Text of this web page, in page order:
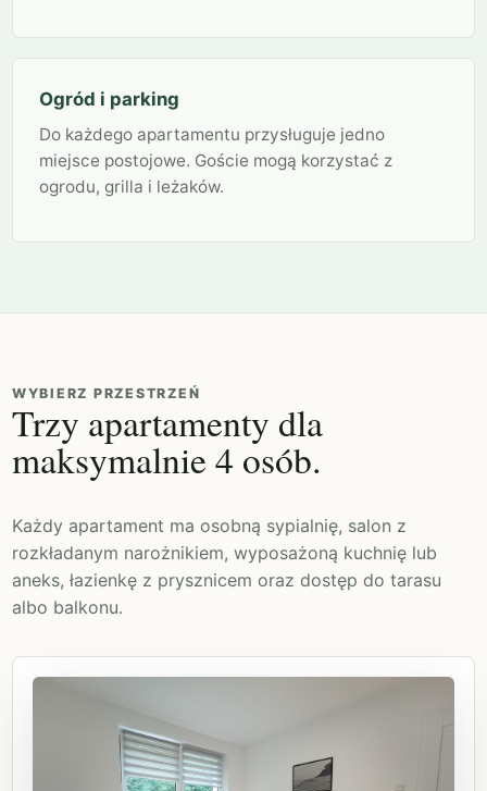
Ogród i parking
Do każdego apartamentu przysługuje jedno
miejsce postojowe. Goście mogą korzystać z
ogrodu, grilla i leżaków.
WYBIERZ PRZESTRZEŃ
Trzy apartamenty dla
maksymalnie 4 osób.
Każdy apartament ma osobną sypialnię, salon z
rozkładanym narożnikiem, wyposażoną kuchnię lub
aneks, łazienkę z prysznicem oraz dostęp do tarasu
albo balkonu.